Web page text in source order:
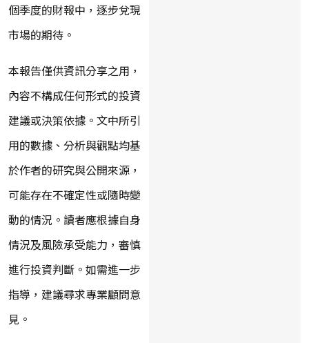
個季度的財報中，逐步兌現
市場的期待。
本報告僅供資訊分享之用，
內容不構成任何形式的投資
建議或決策依據。文中所引
用的數據、分析與觀點均基
於作者的研究與公開來源，
可能存在不確定性或隨時變
動的情況。讀者應根據自身
情況及風險承受能力，審慎
進行投資判斷。如需進一步
指導，建議尋求專業顧問意
見。